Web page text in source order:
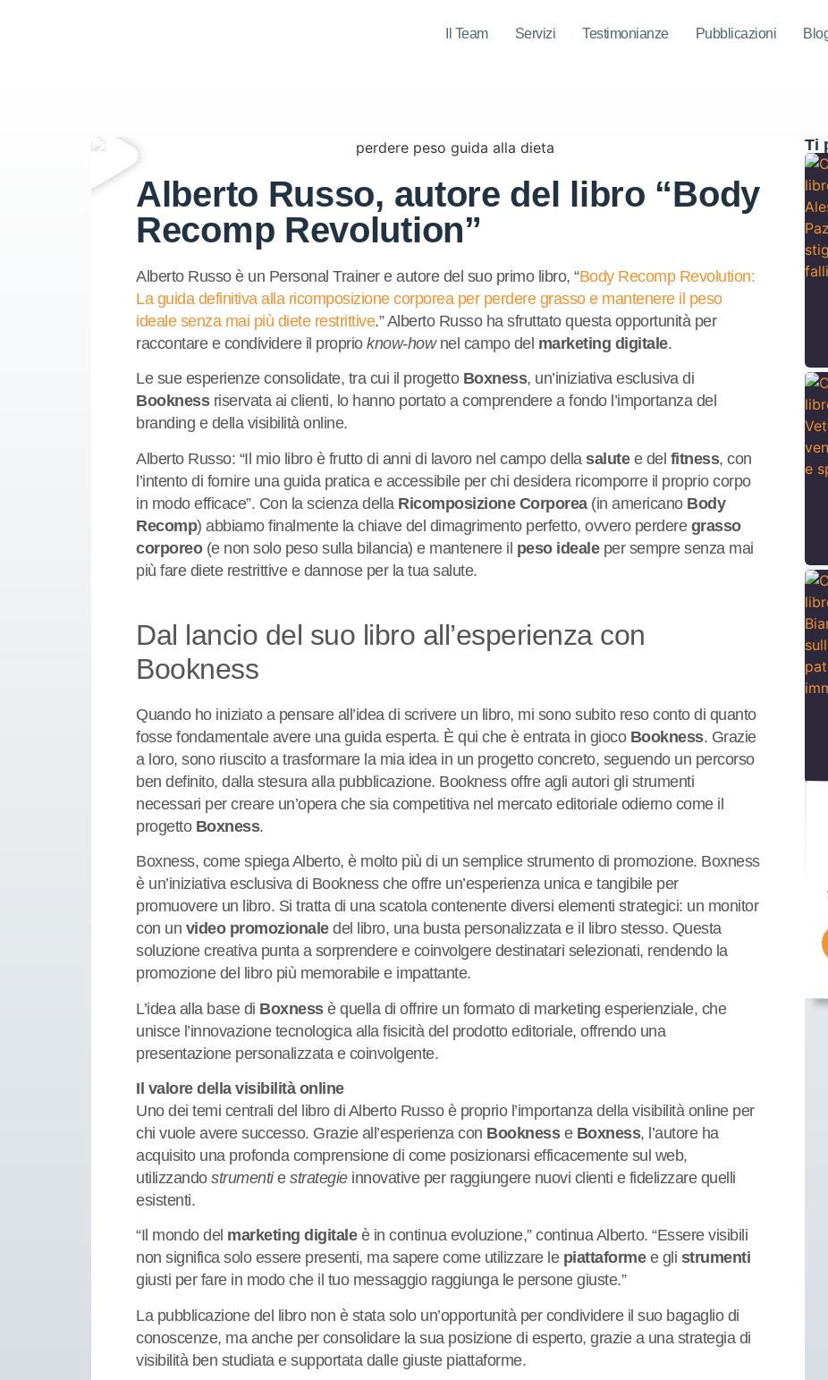
Il Team Servizi Testimonianze Pubblicazioni
Alberto Russo, autore del libro “Body
Recomp Revolution”
Alberto Russo è un Personal Trainer e autore del suo primo libro, “Body Recomp Revolution:
La guida definitiva alla ricomposizione corporea per perdere grasso e mantenere il peso
ideale senza mai più diete restrittive.” Alberto Russo ha sfruttato questa opportunità per
raccontare e condividere il proprio know-hownel campo del marketing digitale.
Le sue esperienze consolidate, tra cui il progetto Boxness, un’iniziativa esclusiva di
Booknessriservata ai clienti, lo hanno portato a comprendere a fondo l’importanza del
branding e della visibilità online.
Alberto Russo: “Il mio libro è frutto di anni di lavoro nel campo della salutee del fitness, con
l’intento di fornire una guida pratica e accessibile per chi desidera ricomporre il proprio corpo
in modo efficace”. Con la scienza della Ricomposizione Corporea(in americano Body
Recomp) abbiamo finalmente la chiave del dimagrimento perfetto, ovvero perdere grasso
corporeo(e non solo peso sulla bilancia) e mantenere il peso idealeper sempre senza mai
più fare diete restrittive e dannose per la tua salute.
Dal lancio del suo libro all’esperienza con
Bookness
Quando ho iniziato a pensare all’idea di scrivere un libro, mi sono subito reso conto di quanto
fosse fondamentale avere una guida esperta. È qui che è entrata in gioco Bookness. Grazie
a loro, sono riuscito a trasformare la mia idea in un progetto concreto, seguendo un percorso
ben definito, dalla stesura alla pubblicazione. Bookness offre agli autori gli strumenti
necessari per creare un’opera che sia competitiva nel mercato editoriale odierno come il
progetto Boxness.
Boxness, come spiega Alberto, è molto più di un semplice strumento di promozione. Boxness
è un’iniziativa esclusiva di Bookness che offre un’esperienza unica e tangibile per
promuovere un libro. Si tratta di una scatola contenente diversi elementi strategici: un monitor
con un video promozionaledel libro, una busta personalizzata e il libro stesso. Questa
soluzione creativa punta a sorprendere e coinvolgere destinatari selezionati, rendendo la
promozione del libro più memorabile e impattante.
L’idea alla base di Boxnessè quella di offrire un formato di marketing esperienziale, che
unisce l’innovazione tecnologica alla fisicità del prodotto editoriale, offrendo una
presentazione personalizzata e coinvolgente.
Il valore della visibilità online
Uno dei temi centrali del libro di Alberto Russo è proprio l’importanza della visibilità online per
chi vuole avere successo. Grazie all’esperienza con Booknesse Boxness, l’autore ha
acquisito una profonda comprensione di come posizionarsi efficacemente sul web,
utilizzando strumentie strategieinnovative per raggiungere nuovi clienti e fidelizzare quelli
esistenti.
“Il mondo del marketing digitaleè in continua evoluzione,” continua Alberto. “Essere visibili
non significa solo essere presenti, ma sapere come utilizzare le piattaformee gli strumenti
giusti per fare in modo che il tuo messaggio raggiunga le persone giuste.”
La pubblicazione del libro non è stata solo un’opportunità per condividere il suo bagaglio di
conoscenze, ma anche per consolidare la sua posizione di esperto, grazie a una strategia di
visibilità ben studiata e supportata dalle giuste piattaforme.
Ti